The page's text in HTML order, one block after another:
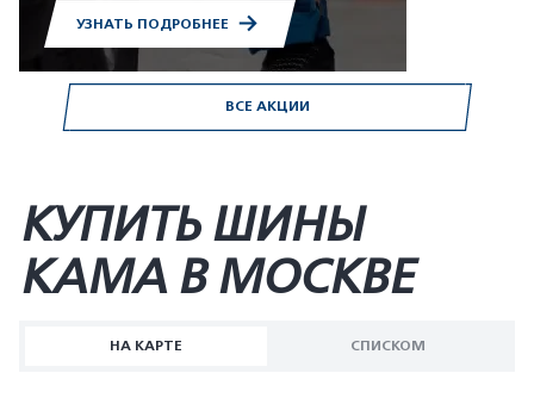
ВСЕ АКЦИИ
УЗНАТЬ ПОДРОБНЕЕ
КУПИТЬ ШИНЫ
KAMA В МОСКВЕ
НА КАРТЕ СПИСКОМ